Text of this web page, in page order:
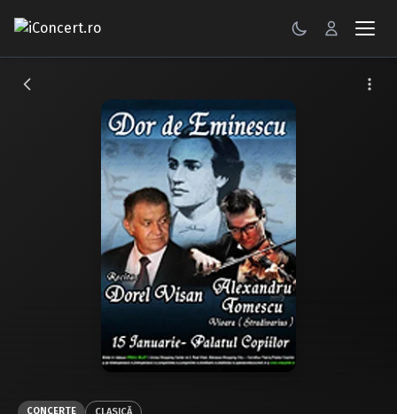
CONCERTE
Caută în site...
CONCERTE